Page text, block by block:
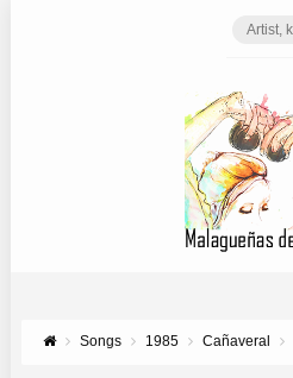
Songs 1985 Cañaveral